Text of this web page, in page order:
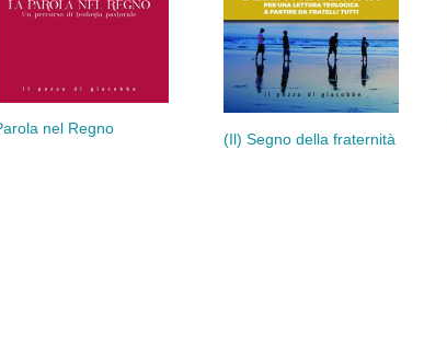
nel Regno
(Il) Segno della fraternità